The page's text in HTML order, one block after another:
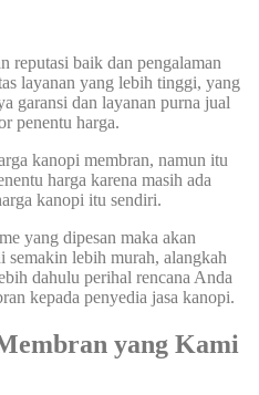
reputasi baik dan pengalaman
layanan yang lebih tinggi, yang
garansi dan layanan purna jual
penentu harga.
kanopi membran, namun itu
harga karena masih ada
kanopi itu sendiri.
yang dipesan maka akan
lebih murah, alangkah
dahulu perihal rencana Anda
kepada penyedia jasa kanopi.
yang Kami